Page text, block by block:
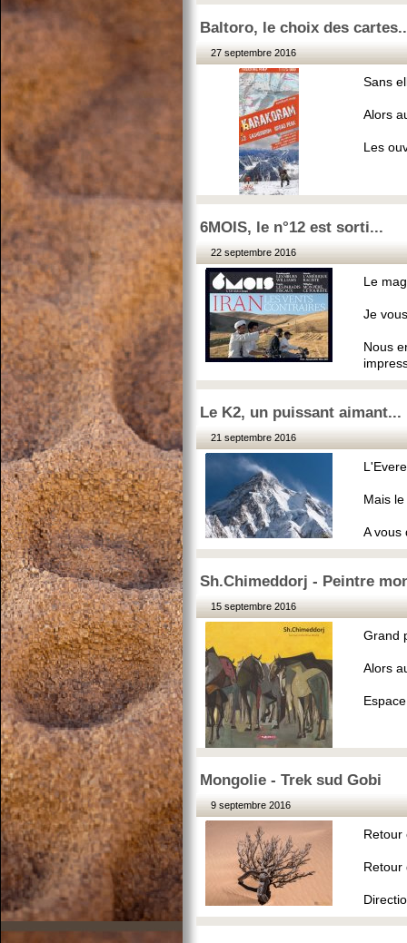
Baltoro, le choix des
27 septembre 2016
Sans
Alors
Les
6MOIS, le n°12 est sorti...
22 septembre 2016
Le
Je
Nous
Le K2, un puissant aimant...
21 septembre 2016
Mais
A vous
Sh.Chimeddorj - Peintre
15 septembre 2016
Grand
Alors
Mongolie - Trek sud Gobi
9 septembre 2016
Retour
Retour